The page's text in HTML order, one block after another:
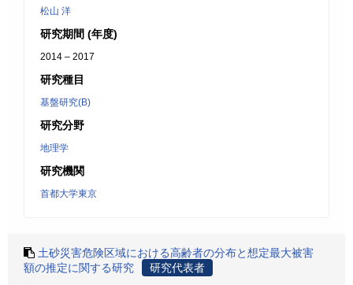
松山 洋
研究期間 (年度)
2014 – 2017
研究種目
基盤研究(B)
研究分野
地理学
研究機関
首都大学東京
土砂災害危険区域における高齢者の分布と想定最大被害
額の推定に関する研究
研究代表者